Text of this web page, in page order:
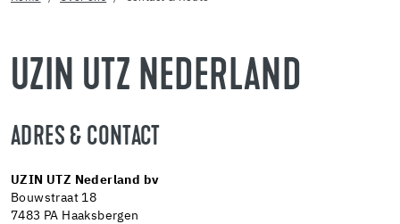
UZIN UTZ NEDERLAND
ADRES & CONTACT
UZIN UTZ Nederland bv
Bouwstraat 18
7483 PA Haaksbergen